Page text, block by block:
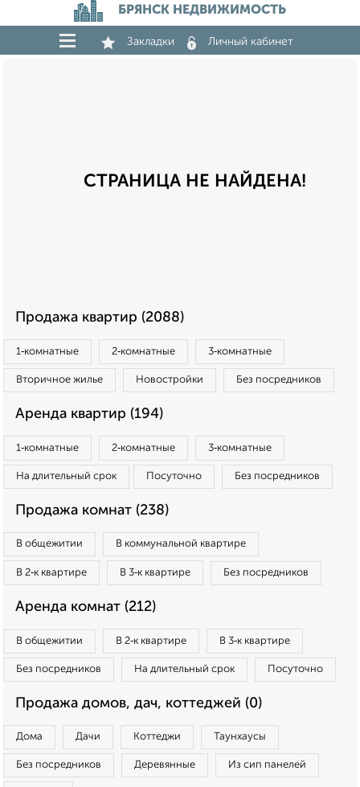
БРЯНСК НЕДВИЖИМОСТЬ
Закладки Личный кабинет
СТРАНИЦА НЕ НАЙДЕНА!
Продажа квартир (2088)
1‑комнатные 2‑комнатные 3‑комнатные
Вторичное жилье Новостройки Без посредников
Аренда квартир (194)
1‑комнатные 2‑комнатные 3‑комнатные
На длительный срок Посуточно Без посредников
Продажа комнат (238)
В общежитии В коммунальной квартире
В 2‑к квартире В 3‑к квартире Без посредников
Аренда комнат (212)
В общежитии В 2‑к квартире В 3‑к квартире
Без посредников На длительный срок Посуточно
Продажа домов, дач, коттеджей (0)
Дома Дачи Коттеджи Таунхаусы
Без посредников Деревянные Из сип панелей